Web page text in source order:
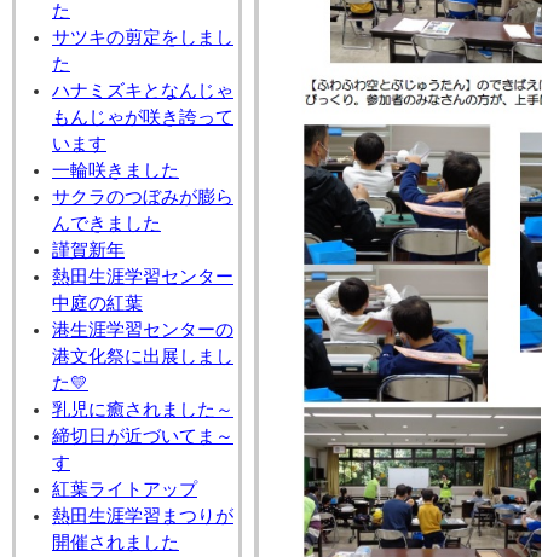
た
サツキの剪定をしまし
た
ハナミズキとなんじゃ
もんじゃが咲き誇って
います
一輪咲きました
サクラのつぼみが膨ら
んできました
謹賀新年
熱田生涯学習センター
中庭の紅葉
港生涯学習センターの
港文化祭に出展しまし
た💛
乳児に癒されました～
締切日が近づいてま～
す
紅葉ライトアップ
熱田生涯学習まつりが
開催されました